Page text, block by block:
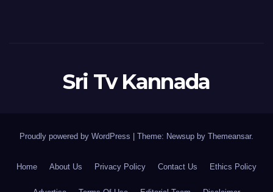
Sri Tv Kannada
Proudly powered by WordPress Theme: Newsup by Themeansar.
Home About Us Privacy Policy Contact Us Ethics Policy